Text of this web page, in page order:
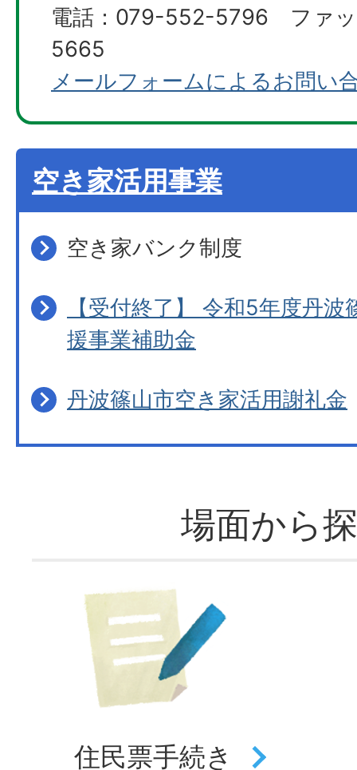
電話：079-552-5796 ファ
5665
メールフォームによるお問い
空き家活用事業
空き家バンク制度
【受付終了】 令和5年度丹
援事業補助金
丹波篠山市空き家活用謝礼金
場面から
住民票手続き